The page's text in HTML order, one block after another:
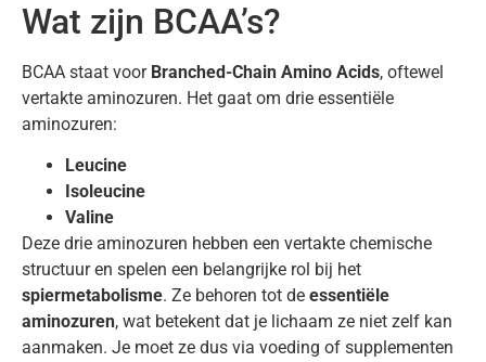
Wat zijn BCAA’s?
BCAA staat voor Branched-Chain Amino Acids, oftewel
vertakte aminozuren. Het gaat om drie essentiële
aminozuren:
Leucine
Isoleucine
Valine
Deze drie aminozuren hebben een vertakte chemische
structuur en spelen een belangrijke rol bij het
spiermetabolisme. Ze behoren tot de essentiële
aminozuren, wat betekent dat je lichaam ze niet zelf kan
aanmaken. Je moet ze dus via voeding of supplementen